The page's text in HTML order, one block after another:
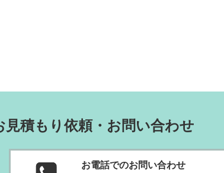
積もり依頼・お問い合わせ
お電話でのお問い合わせ